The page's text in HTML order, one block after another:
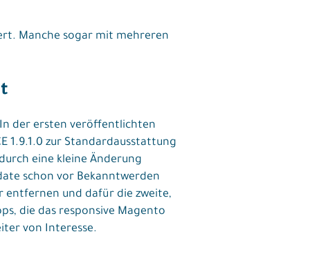
Manche sogar mit mehreren
In der ersten veröffentlichten
1.9.1.0 zur Standardausstattung
eine kleine Änderung
schon vor Bekanntwerden
entfernen und dafür die zweite,
die das responsive Magento
von Interesse.